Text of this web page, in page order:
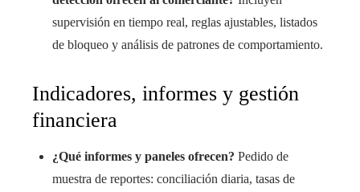
supervisión en tiempo real, reglas ajustables, listados
de bloqueo y análisis de patrones de comportamiento.
Indicadores, informes y gestión
financiera
¿Qué informes y paneles ofrecen? Pedido de
muestra de reportes: conciliación diaria, tasas de